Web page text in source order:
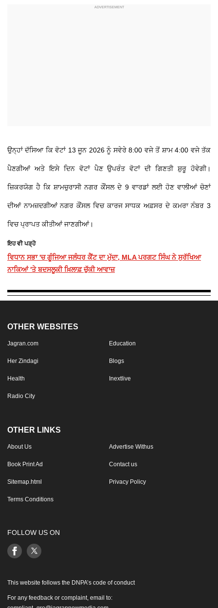
ਉਨ੍ਹਾਂ ਦੱਸਿਆ ਕਿ ਵੋਟਾਂ 13 ਜੂਨ 2026 ਨੂੰ ਸਵੇਰੇ 8:00 ਵਜੇ ਤੋਂ ਸ਼ਾਮ 4:00 ਵਜੇ ਤੱਕ
ਪੈਣਗੀਆਂ ਅਤੇ ਇਸੇ ਦਿਨ ਵੋਟਾਂ ਪੈਣ ਉਪਰੰਤ ਵੋਟਾਂ ਦੀ ਗਿਣਤੀ ਸ਼ੁਰੂ ਹੋਵੇਗੀ।
ਜ਼ਿਕਰਯੋਗ ਹੈ ਕਿ ਸ਼ਾਮਚੁਰਾਸੀ ਨਗਰ ਕੌਂਸਲ ਦੇ 9 ਵਾਰਡਾਂ ਲਈ ਹੋਣ ਵਾਲੀਆਂ ਚੋਣਾਂ
ਦੀਆਂ ਨਾਮਜ਼ਦਗੀਆਂ ਨਗਰ ਕੌਂਸਲ ਵਿਚ ਕਾਰਜ ਸਾਧਕ ਅਫ਼ਸਰ ਦੇ ਕਮਰਾ ਨੰਬਰ 3
ਵਿਚ ਪ੍ਰਾਪਤ ਕੀਤੀਆਂ ਜਾਣਗੀਆਂ।
ਇਹ ਵੀ ਪੜ੍ਹੋ
ਵਿਧਾਨ ਸਭਾ 'ਚ ਗੂੰਜਿਆ ਜਲੰਧਰ ਕੈਂਟ ਦਾ ਮੁੱਦਾ, MLA ਪਰਗਟ ਸਿੰਘ ਨੇ ਸੁਰੱਖਿਆ
ਨਾਕਿਆਂ 'ਤੇ ਬਦਸਲੂਕੀ ਖ਼ਿਲਾਫ਼ ਚੁੱਕੀ ਆਵਾਜ਼
OTHER WEBSITES
Jagran.com Education
Her Zindagi Blogs
Health Inextlive
Radio City
OTHER LINKS
About Us Advertise Withus
Book Print Ad Contact us
Sitemap.html Privacy Policy
Terms Conditions
FOLLOW US ON
This website follows the DNPA’s code of conduct
For any feedback or complaint, email to: